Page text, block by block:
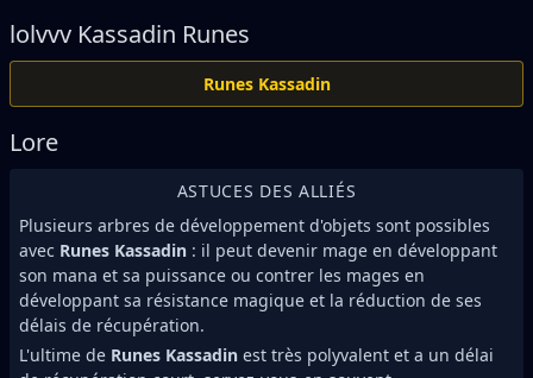
lolvvv Kassadin Runes
Runes Kassadin
Lore
ASTUCES DES ALLIÉS
Plusieurs arbres de développement d'objets sont possibles
avec Runes Kassadin : il peut devenir mage en développant
son mana et sa puissance ou contrer les mages en
développant sa résistance magique et la réduction de ses
délais de récupération.
L'ultime de Runes Kassadin est très polyvalent et a un délai